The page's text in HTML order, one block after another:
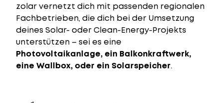
zolar vernetzt dich mit passenden regionalen
Fachbetrieben, die dich bei der Umsetzung
deines Solar- oder Clean-Energy-Projekts
unterstützen – sei es eine
Photovoltaikanlage, ein Balkonkraftwerk,
eine Wallbox, oder ein Solarspeicher.